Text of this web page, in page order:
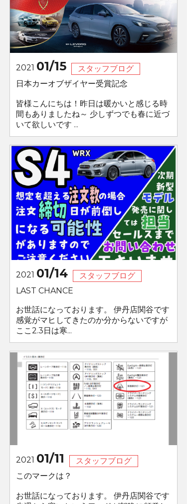
2021 01/15
スタッフブログ
日本カーオブザイヤー受賞記念
皆様こんにちは！昨日は暖かいと感じる時
間もありましたね～ 少しずつでも春に近づ
いて欲しいです ...
2021 01/14
スタッフブログ
LAST CHANCE
お世話になっております。 伊丹店関谷です
感覚がマヒしてきたのか分からないですが
ここ2.3日は寒...
2021 01/11
スタッフブログ
このマークは？
お世話になっております。 伊丹店関谷です